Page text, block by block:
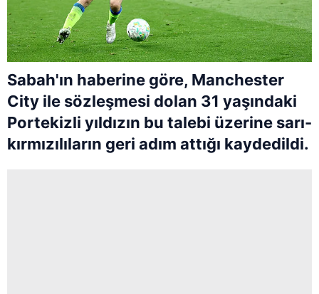
Sabah'ın haberine göre, Manchester
City ile sözleşmesi dolan 31 yaşındaki
Portekizli yıldızın bu talebi üzerine sarı-
kırmızılıların geri adım attığı kaydedildi.